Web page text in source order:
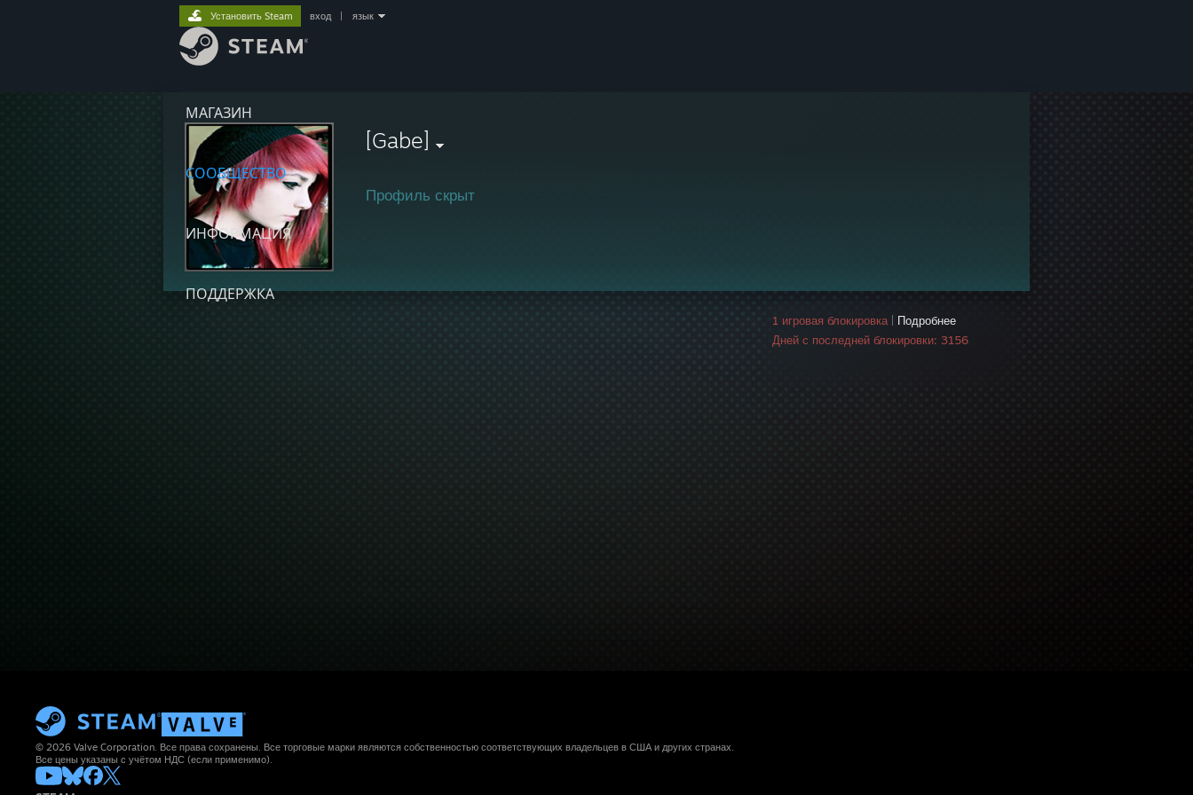
МАГАЗИН
СООБЩЕСТВО
ИНФОРМАЦИЯ
ПОДДЕРЖКА
Установить Steam вход язык
[Gabe]
Профиль скрыт
1 игровая блокировка
Подробнее
Дней с последней блокировки: 3156
© 2026 Valve Corporation. Все права сохранены. Все торговые марки являются собственностью соответствующих владельцев в США и других странах.
Все цены указаны с учётом НДС (если применимо).